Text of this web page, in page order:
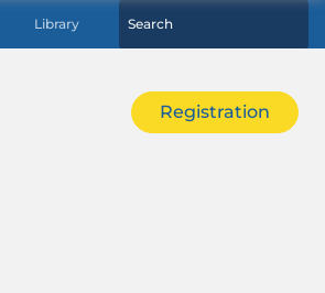
Library
Registration